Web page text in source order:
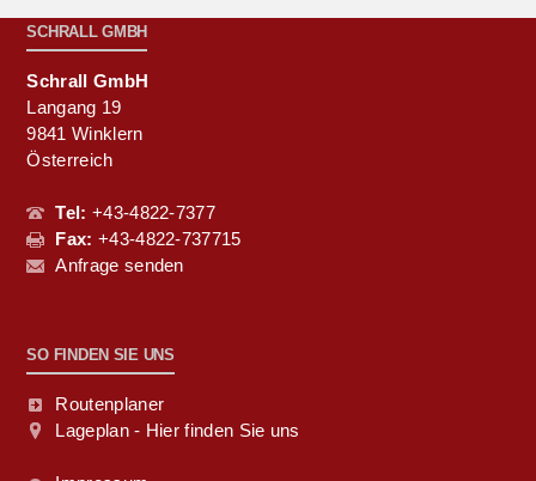
SCHRALL GMBH
Schrall GmbH
Langang 19
9841 Winklern
Österreich
Tel: +43-4822-7377
Fax: +43-4822-737715
Anfrage senden
SO FINDEN SIE UNS
Routenplaner
Lageplan - Hier finden Sie uns